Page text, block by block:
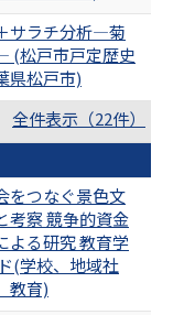
サラチ分析―菊
(松戸市戸定歴史
県松戸市)
全件表示（22件）
をつなぐ景色文
考察 競争的資金
よる研究 教育学
(学校、地域社
教育)